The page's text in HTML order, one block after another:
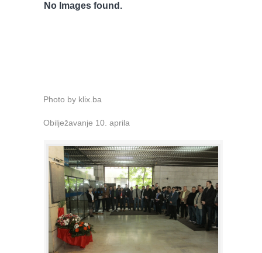
No Images found.
Photo by klix.ba
Obilježavanje 10. aprila